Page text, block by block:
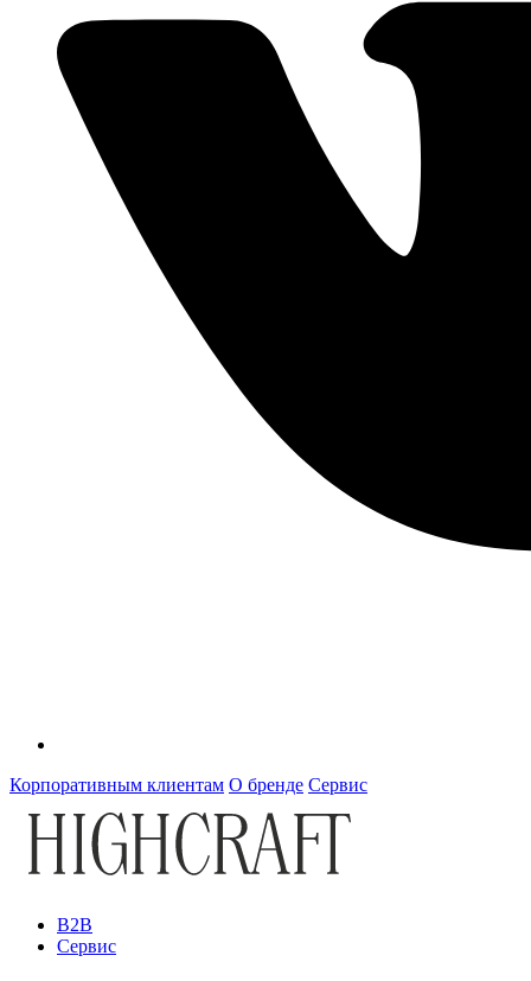
Корпоративным клиентам О бренде Сервис
B2B
Сервис